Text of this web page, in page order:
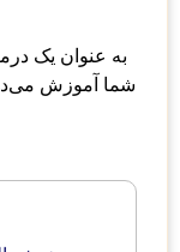
به عنوان یک درمانگر خواندن و هجی کردن، من به فرزند